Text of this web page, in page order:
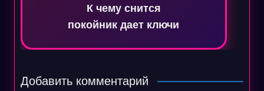
К чему снится
покойник дает ключи
Добавить комментарий